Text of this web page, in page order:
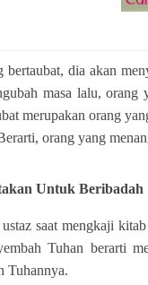
bertaubat, dia akan
masa lalu, orang
merupakan orang
orang yang
Untuk Beribadah
saat mengkaji
Tuhan berarti
Tuhannya.